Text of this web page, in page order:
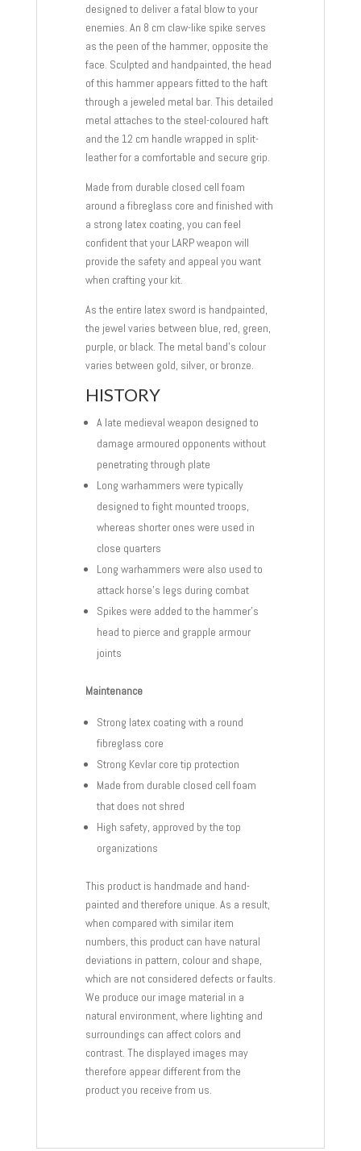
designed to deliver a fatal blow to your
enemies. An 8 cm claw-like spike serves
as the peen of the hammer, opposite the
face. Sculpted and handpainted, the head
of this hammer appears fitted to the haft
through a jeweled metal bar. This detailed
metal attaches to the steel-coloured haft
and the 12 cm handle wrapped in split-
leather for a comfortable and secure grip.
Made from durable closed cell foam
around a fibreglass core and finished with
a strong latex coating, you can feel
confident that your LARP weapon will
provide the safety and appeal you want
when crafting your kit.
As the entire latex sword is handpainted,
the jewel varies between blue, red, green,
purple, or black. The metal band’s colour
varies between gold, silver, or bronze.
HISTORY
A late medieval weapon designed to
damage armoured opponents without
penetrating through plate
Long warhammers were typically
designed to fight mounted troops,
whereas shorter ones were used in
close quarters
Long warhammers were also used to
attack horse’s legs during combat
Spikes were added to the hammer’s
head to pierce and grapple armour
joints
Maintenance
Strong latex coating with a round
fibreglass core
Strong Kevlar core tip protection
Made from durable closed cell foam
that does not shred
High safety, approved by the top
organizations
This product is handmade and hand-
painted and therefore unique. As a result,
when compared with similar item
numbers, this product can have natural
deviations in pattern, colour and shape,
which are not considered defects or faults.
We produce our image material in a
natural environment, where lighting and
surroundings can affect colors and
contrast. The displayed images may
therefore appear different from the
product you receive from us.